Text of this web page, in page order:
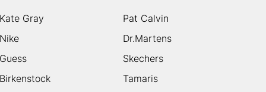
Gray
Pat Calvin
Dr.Martens
Skechers
Tamaris